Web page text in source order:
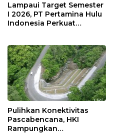
Lampaui Target Semester
I 2026, PT Pertamina Hulu
Indonesia Perkuat
Keselamatan Kerja
Pulihkan Konektivitas
Pascabencana, HKI
Rampungkan